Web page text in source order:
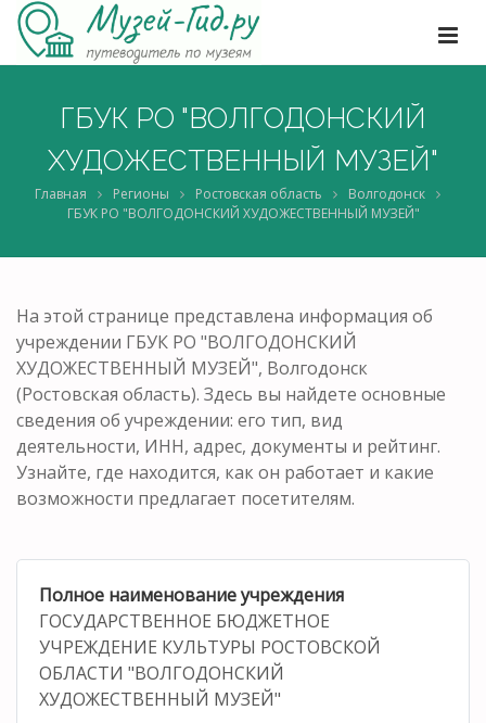
ГБУК РО "ВОЛГОДОНСКИЙ
ХУДОЖЕСТВЕННЫЙ МУЗЕЙ"
Главная Регионы Ростовская область
Волгодонск
ГБУК РО "ВОЛГОДОНСКИЙ ХУДОЖЕСТВЕННЫЙ МУЗЕЙ"
На этой странице представлена информация об
учреждении ГБУК РО "ВОЛГОДОНСКИЙ
ХУДОЖЕСТВЕННЫЙ МУЗЕЙ", Волгодонск
(Ростовская область). Здесь вы найдете основные
сведения об учреждении: его тип, вид
деятельности, ИНН, адрес, документы и рейтинг.
Узнайте, где находится, как он работает и какие
возможности предлагает посетителям.
Полное наименование учреждения
ГОСУДАРСТВЕННОЕ БЮДЖЕТНОЕ
УЧРЕЖДЕНИЕ КУЛЬТУРЫ РОСТОВСКОЙ
ОБЛАСТИ "ВОЛГОДОНСКИЙ
ХУДОЖЕСТВЕННЫЙ МУЗЕЙ"